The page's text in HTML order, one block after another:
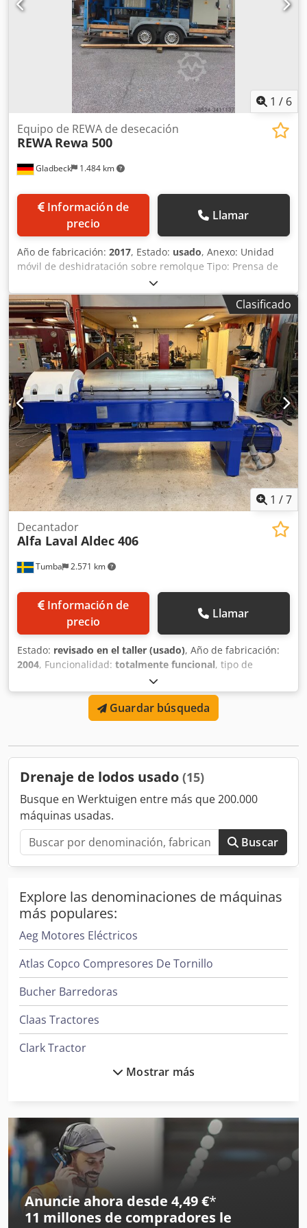
1 / 6
Gladbeck 1.484 km
Equipo de REWA de desecación
REWA Rewa 500
Información de
precio
Llamar
Año de fabricación: 2017, Estado: usado, Anexo: Unidad
móvil de deshidratación sobre remolque Tipo: Prensa de
filtros de cámara 500x500 Diseño: Prensa de filtros Año de
fabricación: 2017, reacondicionada Número de placas: 5 +
placa de cabezal y placa final Crsdsdkdhbepfx Ac Tef
Placas de filtro: PP Telas de filtro: se pueden suministrar
opcionalmente, adaptadas al medio Volumen de la prensa:
aprox. 130 dm3 Presión de filtración: aprox. 15 bar
Material: piezas en contacto con el producto: brida,
conductos: acero inoxidable, PP o recubiertos de goma
Material: piezas que no están en contacto con el producto:
acero inoxidable Tecnología de bomba: según acuerdo
Anexo: La unidad se entrega lista para conectar y utilizar
como unidad de deshidratación totalmente operativa.
Inspección: la unidad se puede inspeccionar en nuestras
instalaciones, previa consulta. Otros: le suministramos la
unidad usada, en estado operativo o reacondicionada,
adaptada a sus deseos y requisitos.
Clasificado
1 /7
Tumba 2.571 km
Decantador
Alfa Laval Aldec 406
Información de
precio
Llamar
Estado: revisado en el taller (usado), Año de fabricación:
2004, Funcionalidad: totalmente funcional, tipo de
trifásico, Alfa Laval aldec
406/AVNX420 completo, reacondicionado con freno de
corriente de Foucault. Codpoucrhuofx Ac Tjrf
Guardar búsqueda
Drenaje de lodos usado (15)
Busque en Werktuigen entre más que 200.000
máquinas usadas.
Buscar
Explore las denominaciones de máquinas
más populares:
Aeg Motores Eléctricos
Atlas Copco Compresores De Tornillo
Bucher Barredoras
Claas Tractores
Clark Tractor
Daikin Aires Acondicionados
Deutz Tractores
Donaldson Filtros
Ge Ultrasonido
Ingersoll Rand Compresores
Mostrar más
Anuncie ahora desde 4,49 €*
11 millones de compradores le